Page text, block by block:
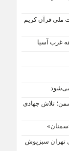
ملی قرآن کریم
می‌شود
تلاش جهادی
تهران سبزپوش